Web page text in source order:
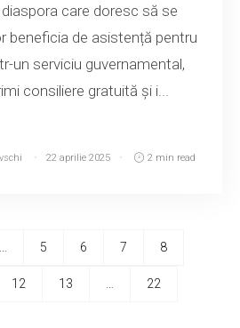
care doresc să se
beneficia de asistență pentru
un serviciu guvernamental,
consiliere gratuită și i...
22 aprilie 2025 2 min read
5 6 7 8
12 13 22